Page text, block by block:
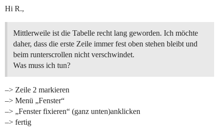
Hi R.,
Mittlerweile ist die Tabelle recht lang geworden. Ich möchte
daher, dass die erste Zeile immer fest oben stehen bleibt und
beim runterscrollen nicht verschwindet.
Was muss ich tun?
–> Zeile 2 markieren
–> Menü „Fenster“
–> „Fenster fixieren“ (ganz unten)anklicken
–> fertig